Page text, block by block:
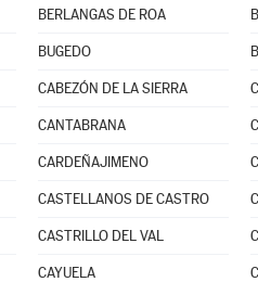
BERLANGAS DE ROA
BUGEDO
CABEZÓN DE LA SIERRA
CANTABRANA
CARDEÑAJIMENO
CASTELLANOS DE CASTRO
CASTRILLO DEL VAL
CAYUELA